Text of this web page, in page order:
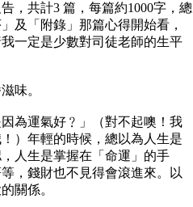
，共計3 篇，每篇約1000字，總
及「附錄」那篇心得開始看，
一定是少數對司徒老師的生平
味。
為運氣好﹖」（對不起噢！我
）年輕的時候，總以為人生是
人生是掌握在「命運」的手
，錢財也不見得會滾進來。以
關係。